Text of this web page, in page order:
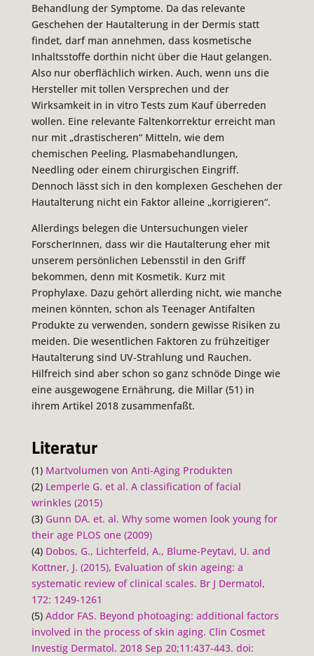
Behandlung der Symptome. Da das relevante
Geschehen der Hautalterung in der Dermis statt
findet, darf man annehmen, dass kosmetische
Inhaltsstoffe dorthin nicht über die Haut gelangen.
Also nur oberflächlich wirken. Auch, wenn uns die
Hersteller mit tollen Versprechen und der
Wirksamkeit in in vitro Tests zum Kauf überreden
wollen. Eine relevante Faltenkorrektur erreicht man
nur mit „drastischeren“ Mitteln, wie dem
chemischen Peeling, Plasmabehandlungen,
Needling oder einem chirurgischen Eingriff.
Dennoch lässt sich in den komplexen Geschehen der
Hautalterung nicht ein Faktor alleine „korrigieren“.
Allerdings belegen die Untersuchungen vieler
ForscherInnen, dass wir die Hautalterung eher mit
unserem persönlichen Lebensstil in den Griff
bekommen, denn mit Kosmetik. Kurz mit
Prophylaxe. Dazu gehört allerding nicht, wie manche
meinen könnten, schon als Teenager Antifalten
Produkte zu verwenden, sondern gewisse Risiken zu
meiden. Die wesentlichen Faktoren zu frühzeitiger
Hautalterung sind UV-Strahlung und Rauchen.
Hilfreich sind aber schon so ganz schnöde Dinge wie
eine ausgewogene Ernährung, die Millar (51) in
ihrem Artikel 2018 zusammenfaßt.
Literatur
(1) Martvolumen von Anti-Aging Produkten
(2) Lemperle G. et al. A classification of facial
wrinkles (2015)
(3) Gunn DA. et. al. Why some women look young for
their age PLOS one (2009)
(4) Dobos, G., Lichterfeld, A., Blume-Peytavi, U. and
Kottner, J. (2015), Evaluation of skin ageing: a
systematic review of clinical scales. Br J Dermatol,
172: 1249-1261
(5) Addor FAS. Beyond photoaging: additional factors
involved in the process of skin aging. Clin Cosmet
Investig Dermatol. 2018 Sep 20;11:437-443. doi: